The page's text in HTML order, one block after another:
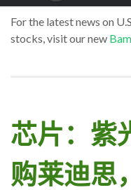
For the latest news on
stocks, visit our new
芯片：紫
购莱迪思